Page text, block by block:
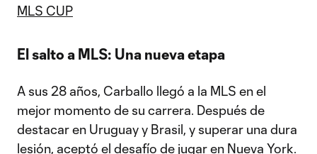
MLS CUP
El salto a MLS: Una nueva etapa
A sus 28 años, Carballo llegó a la MLS en el
mejor momento de su carrera. Después de
destacar en Uruguay y Brasil, y superar una dura
lesión, aceptó el desafío de jugar en Nueva York.